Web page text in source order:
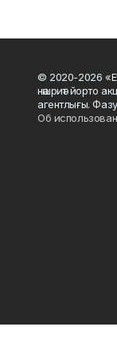
© 2020-2026
нәшриәт йорто
агентлығы.
Об